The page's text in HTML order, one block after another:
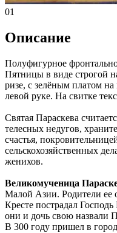
01
Описание
Полуфигурное
Пятницы в виде строгой
ризе, с зелёным платом
левой руке. На свитке
Святая Параскева
телесных недугов,
счастья,
сельскохозяйственных
женихов.
Великомученица
Малой Азии. Родители ее
Кресте пострадал
они и дочь свою назвали
В 300 году пришел в